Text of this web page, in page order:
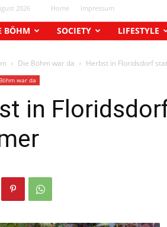
2026 Home Impressum
BÖHM SOCIETY LIFESTYLE
Die Böhm war da Herbst in Floridsdorf
war da
in